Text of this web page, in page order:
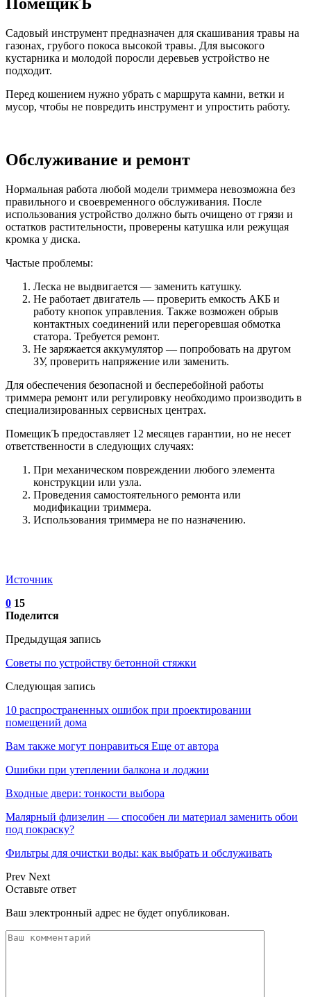
ПомещикЪ
Садовый инструмент предназначен для скашивания травы на
газонах, грубого покоса высокой травы. Для высокого
кустарника и молодой поросли деревьев устройство не
подходит.
Перед кошением нужно убрать с маршрута камни, ветки и
мусор, чтобы не повредить инструмент и упростить работу.
Обслуживание и ремонт
Нормальная работа любой модели триммера невозможна без
правильного и своевременного обслуживания. После
использования устройство должно быть очищено от грязи и
остатков растительности, проверены катушка или режущая
кромка у диска.
Частые проблемы:
Леска не выдвигается — заменить катушку.
Не работает двигатель — проверить емкость АКБ и
работу кнопок управления. Также возможен обрыв
контактных соединений или перегоревшая обмотка
статора. Требуется ремонт.
Не заряжается аккумулятор — попробовать на другом
ЗУ, проверить напряжение или заменить.
Для обеспечения безопасной и бесперебойной работы
триммера ремонт или регулировку необходимо производить в
специализированных сервисных центрах.
ПомещикЪ предоставляет 12 месяцев гарантии, но не несет
ответственности в следующих случаях:
При механическом повреждении любого элемента
конструкции или узла.
Проведения самостоятельного ремонта или
модификации триммера.
Использования триммера не по назначению.
Источник
0 15
Поделится
Предыдущая запись
Советы по устройству бетонной стяжки
Следующая запись
10 распространенных ошибок при проектировании
помещений дома
Вам также могут понравиться Еще от автора
Ошибки при утеплении балкона и лоджии
Входные двери: тонкости выбора
Малярный флизелин — способен ли материал заменить обои
под покраску?
Фильтры для очистки воды: как выбрать и обслуживать
Prev Next
Оставьте ответ
Ваш электронный адрес не будет опубликован.